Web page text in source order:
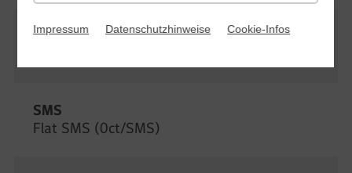
Max. Surfgeschwindigkeit (bis zu)
SMS
Flat SMS (0ct/SMS)
Impressum Datenschutzhinweise Cookie-Infos